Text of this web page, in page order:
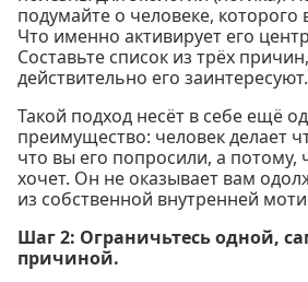
подумайте о человеке, которого
Что именно активирует его
Составьте список из трёх
действительно его заинтересуют.
Такой подход несёт в себе ещё
преимущество: человек делает
что вы его попросили, а потому,
хочет. Он не оказывает вам
из собственной внутренней
Шаг 2: Ограничьтесь одной,
причиной.